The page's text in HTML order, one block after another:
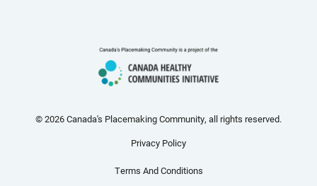
© 2026 Canada's Placemaking Community, all rights reserved.
Privacy Policy
Terms And Conditions